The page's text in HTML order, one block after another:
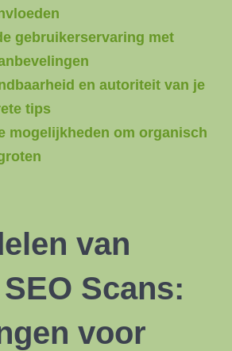
gebruikerservaring met
en autoriteit van je
tips
mogelijkheden om organisch
van
Scans:
voor